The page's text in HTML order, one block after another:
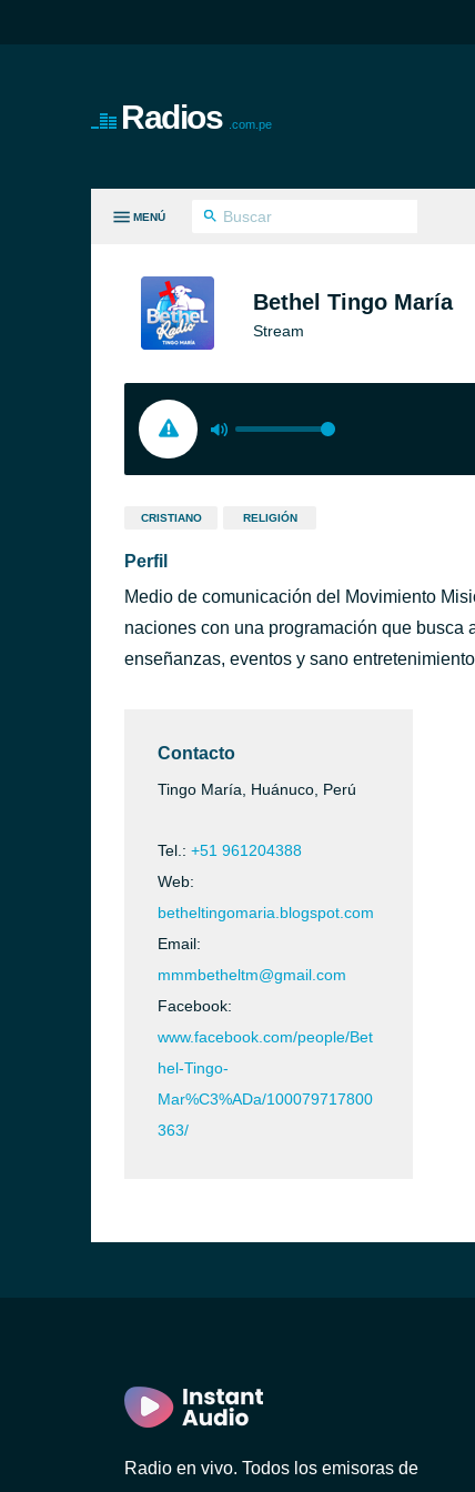
Radios .com.pe
MENÚ
Bethel Tingo María
Stream
CRISTIANO RELIGIÓN
Perfil
Medio de comunicación del Movimiento
naciones con una programación que busca
enseñanzas, eventos y sano
Contacto
Tingo María, Huánuco, Perú
Tel.: +51 961204388
Web:
betheltingomaria.blogspot.com
Email:
mmmbetheltm@gmail.com
Facebook:
www.facebook.com/people/Bet
hel-Tingo-
Mar%C3%ADa/100079717800
363/
Radio en vivo. Todos los emisoras de